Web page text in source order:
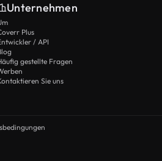
Unternehmen
Plus
/ API
gestellte Fragen
Sie uns